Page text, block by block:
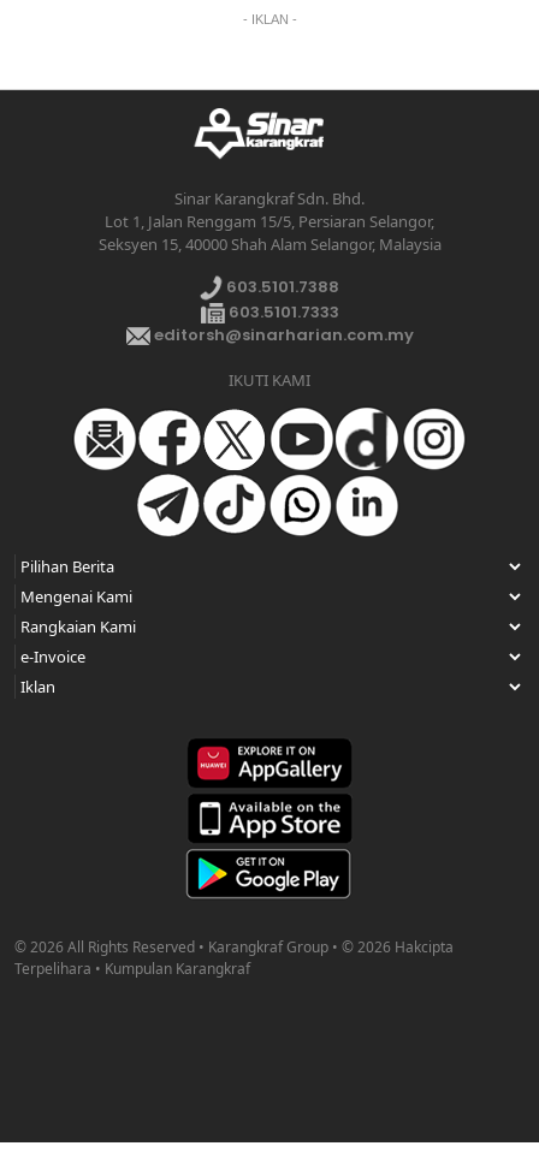
- IKLAN -
Sinar Karangkraf Sdn. Bhd.
Lot 1, Jalan Renggam 15/5, Persiaran Selangor,
Seksyen 15, 40000 Shah Alam Selangor, Malaysia
603.5101.7388
603.5101.7333
editorsh@sinarharian.com.my
IKUTI KAMI
© 2026 All Rights Reserved • Karangkraf Group • © 2026 Hakcipta
Terpelihara • Kumpulan Karangkraf